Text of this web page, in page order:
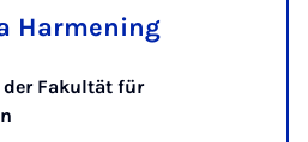
Harmening
Fakultät für